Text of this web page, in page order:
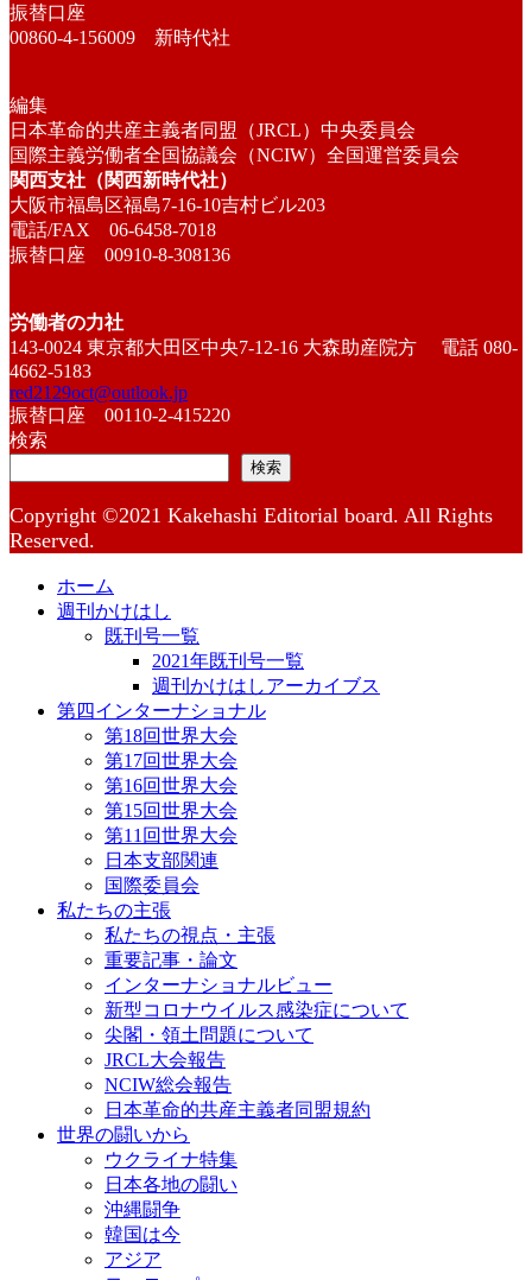
振替口座
00860-4-156009 新時代社
編集
日本革命的共産主義者同盟（JRCL）中央委員会
国際主義労働者全国協議会（NCIW）全国運営委員会
関西支社（関西新時代社）
大阪市福島区福島7-16-10吉村ビル203
電話/FAX 06-6458-7018
振替口座 00910-8-308136
労働者の力社
143-0024 東京都大田区中央7-12-16 大森助産院方 電話 080-
4662-5183
red2129oct@outlook.jp
振替口座 00110-2-415220
検索
検索
Copyright ©2021 Kakehashi Editorial board. All Rights
Reserved.
ホーム
週刊かけはし
既刊号一覧
2021年既刊号一覧
週刊かけはしアーカイブス
第四インターナショナル
第18回世界大会
第17回世界大会
第16回世界大会
第15回世界大会
第11回世界大会
日本支部関連
国際委員会
私たちの主張
私たちの視点・主張
重要記事・論文
インターナショナルビュー
新型コロナウイルス感染症について
尖閣・領土問題について
JRCL大会報告
NCIW総会報告
日本革命的共産主義者同盟規約
世界の闘いから
ウクライナ特集
日本各地の闘い
沖縄闘争
韓国は今
アジア